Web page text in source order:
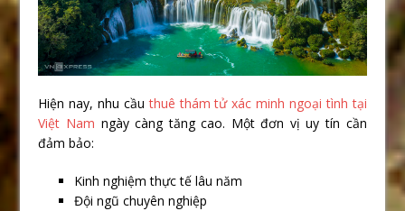
Hiện nay, nhu cầu thuê thám tử xác minh ngoại tình tại
Việt Nam ngày càng tăng cao. Một đơn vị uy tín cần
đảm bảo:
Kinh nghiệm thực tế lâu năm
Đội ngũ chuyên nghiệp